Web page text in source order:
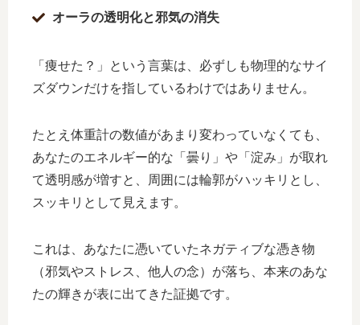
オーラの透明化と邪気の消失
「痩せた？」という言葉は、必ずしも物理的なサイ
ズダウンだけを指しているわけではありません。
たとえ体重計の数値があまり変わっていなくても、
あなたのエネルギー的な「曇り」や「淀み」が取れ
て透明感が増すと、周囲には輪郭がハッキリとし、
スッキリとして見えます。
これは、あなたに憑いていたネガティブな憑き物
（邪気やストレス、他人の念）が落ち、本来のあな
たの輝きが表に出てきた証拠です。